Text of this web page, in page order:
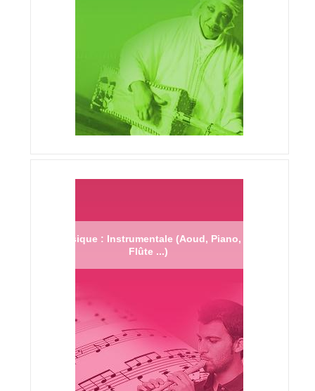
Musique : Instrumentale (Aoud, Piano,
Flûte ...)